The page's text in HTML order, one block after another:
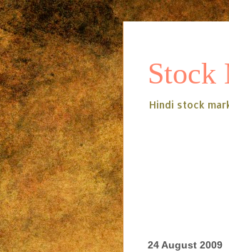
Stock
Hindi stock
24 August 2009